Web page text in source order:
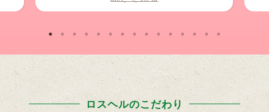
外野菜 の廃棄が少しでも無くなりますよう
ロスヘルのこだわり